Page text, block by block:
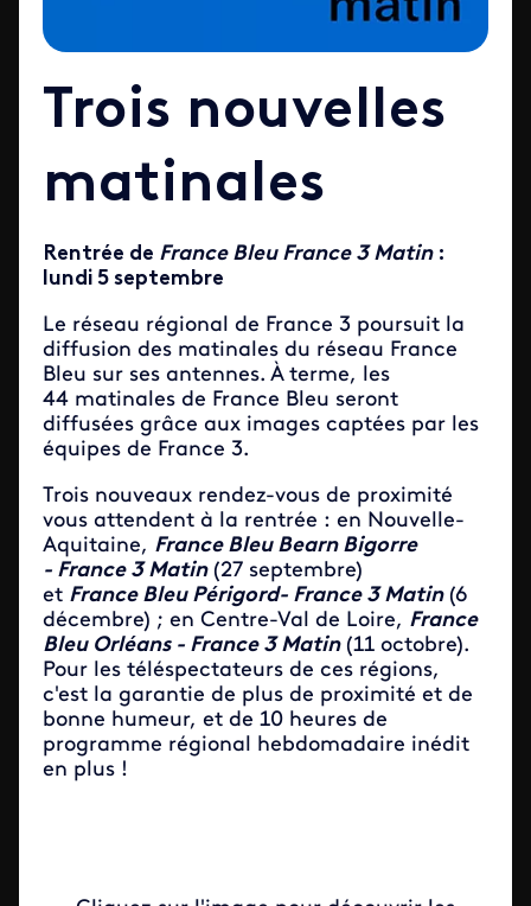
Trois nouvelles
matinales
Rentrée de France Bleu France 3 Matin:
lundi 5 septembre
Le réseau régional de France 3 poursuit la
diffusion des matinales du réseau France
Bleu sur ses antennes. À terme, les
44 matinales de France Bleu seront
diffusées grâce aux images captées par les
équipes de France 3.
Trois nouveaux rendez-vous de proximité
vous attendent à la rentrée : en Nouvelle-
Aquitaine, France Bleu Bearn Bigorre
- France 3 Matin(27 septembre)
et France Bleu Périgord- France 3 Matin(6
décembre) ; en Centre-Val de Loire, France
Bleu Orléans - France 3 Matin(11 octobre).
Pour les téléspectateurs de ces régions,
c'est la garantie de plus de proximité et de
bonne humeur, et de 10 heures de
programme régional hebdomadaire inédit
en plus !